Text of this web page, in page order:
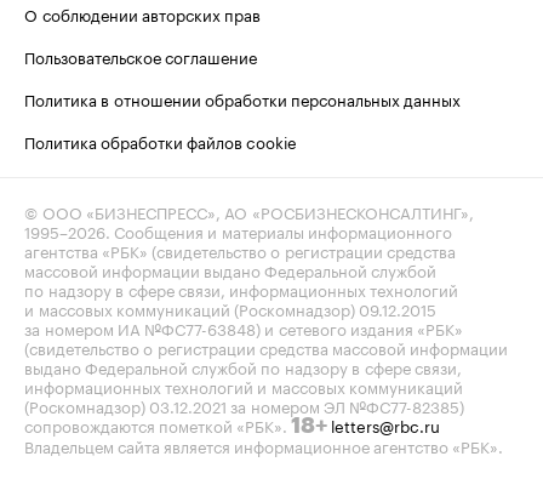
О соблюдении авторских прав
Пользовательское соглашение
Политика в отношении обработки персональных данных
Политика обработки файлов cookie
© ООО «БИЗНЕСПРЕСС», АО «РОСБИЗНЕСКОНСАЛТИНГ»,
1995–2026. Сообщения и материалы информационного
агентства «РБК» (свидетельство о регистрации средства
массовой информации выдано Федеральной службой
по надзору в сфере связи, информационных технологий
и массовых коммуникаций (Роскомнадзор) 09.12.2015
за номером ИА №ФС77-63848) и сетевого издания «РБК»
(свидетельство о регистрации средства массовой информации
выдано Федеральной службой по надзору в сфере связи,
информационных технологий и массовых коммуникаций
(Роскомнадзор) 03.12.2021 за номером ЭЛ №ФС77-82385)
сопровождаются пометкой «РБК». 18+ letters@rbc.ru
Владельцем сайта является информационное агентство «РБК».